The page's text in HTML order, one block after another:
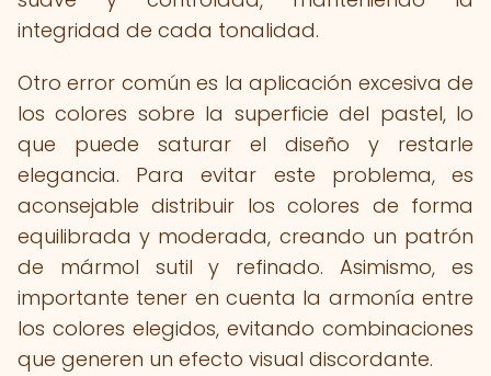
integridad de cada tonalidad.
Otro error común es la aplicación excesiva de
los colores sobre la superficie del pastel, lo
que puede saturar el diseño y restarle
elegancia. Para evitar este problema, es
aconsejable distribuir los colores de forma
equilibrada y moderada, creando un patrón
de mármol sutil y refinado. Asimismo, es
importante tener en cuenta la armonía entre
los colores elegidos, evitando combinaciones
que generen un efecto visual discordante.